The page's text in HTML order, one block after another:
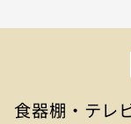
食器棚・テレ